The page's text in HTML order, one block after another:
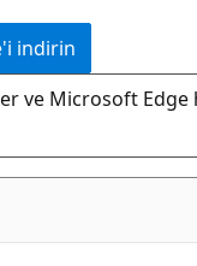
indirin
ve Microsoft Edge